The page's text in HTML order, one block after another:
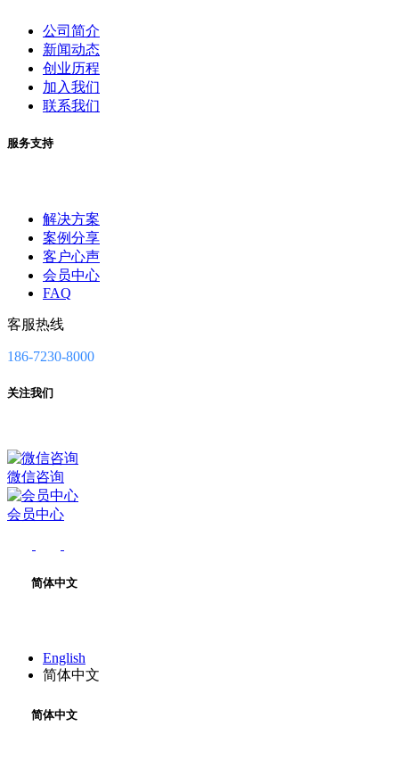
公司简介
新闻动态
创业历程
加入我们
联系我们
服务支持
解决方案
案例分享
客户心声
会员中心
FAQ
客服热线
186-7230-8000
关注我们
微信咨询
会员中心
简体中文
English
简体中文
简体中文